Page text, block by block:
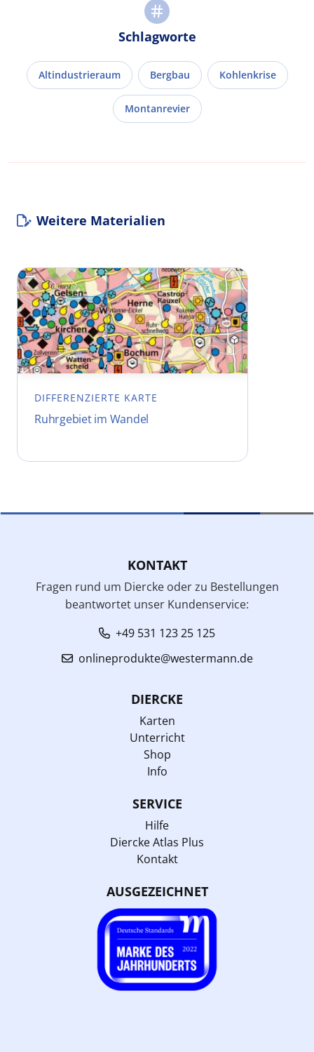
Schlagworte
Altindustrieraum Bergbau Kohlenkrise
Montanrevier
Weitere Materialien
DIFFERENZIERTE KARTE
Ruhrgebiet im Wandel
KONTAKT
Fragen rund um Diercke oder zu Bestellungen
beantwortet unser Kundenservice:
+49 531 123 25 125
onlineprodukte@westermann.de
DIERCKE
Karten
Unterricht
Shop
Info
SERVICE
Hilfe
Diercke Atlas Plus
Kontakt
AUSGEZEICHNET